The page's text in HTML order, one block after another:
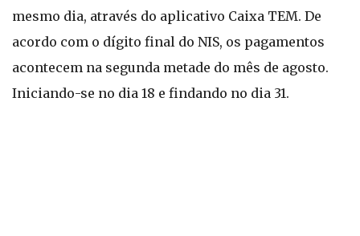
mesmo dia, através do aplicativo Caixa TEM. De
acordo com o dígito final do NIS, os pagamentos
acontecem na segunda metade do mês de agosto.
Iniciando-se no dia 18 e findando no dia 31.